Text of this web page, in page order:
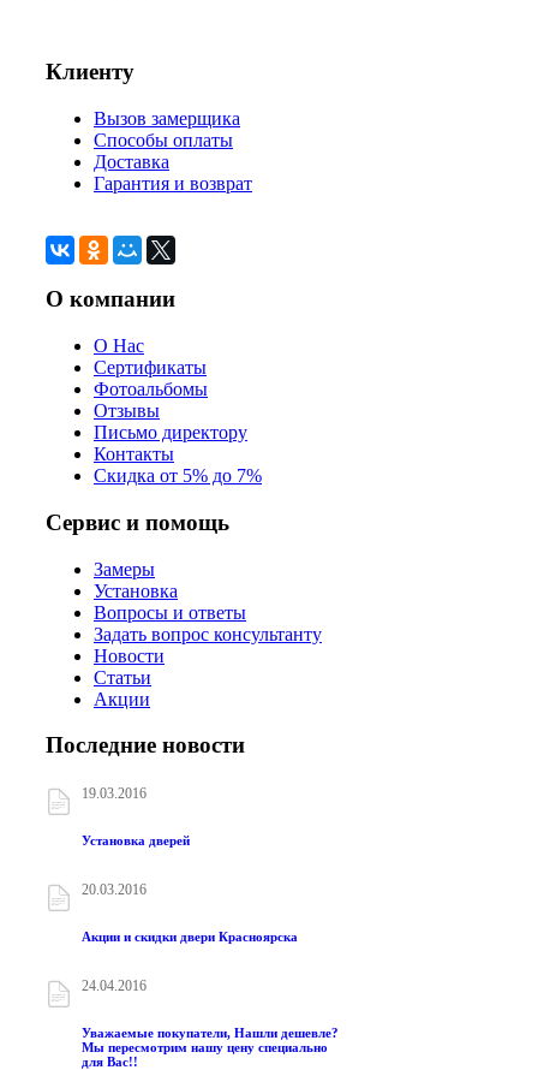
Клиенту
Вызов замерщика
Способы оплаты
Доставка
Гарантия и возврат
О компании
О Нас
Сертификаты
Фотоальбомы
Отзывы
Письмо директору
Контакты
Скидка от 5% до 7%
Сервис и помощь
Замеры
Установка
Вопросы и ответы
Задать вопрос консультанту
Новости
Статьи
Акции
Последние новости
19.03.2016
Установка дверей
20.03.2016
Акции и скидки двери Красноярска
24.04.2016
Уважаемые покупатели, Нашли дешевле?
Мы пересмотрим нашу цену специально
для Вас!!